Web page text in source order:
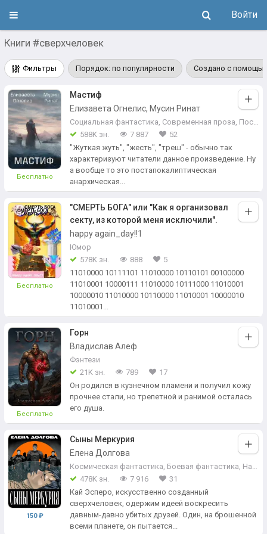
Войти
Книги #сверхчеловек
Фильтры Порядок: по популярности Создано с
Бесплатно
Мастиф
Елизавета Огнелис, Мусин Ринат
Социальная фантастика, Современная проза, Постапокалипсис
588K зн.
7 887
52
"Жуткая жуть", "жесть", "треш" - обычно так
характеризуют читатели данное произведение. Ну
а вообще то это постапокалиптическая
анархическая...
Бесплатно
"СМЕРТЬ БОГА" или "Как я организовал
секту, из которой меня исключили".
happy again_day!!1
Юмор
578K зн.
888
5
11010000 10111101 11010000 10110101 00100000
11010001 10000111 11010000 10111000 11010001
10000010 11010000 10110000 11010001 10000010
11010001...
Бесплатно
Горн
Владислав Алеф
Фэнтези
21K зн.
789
17
Он родился в кузнечном пламени и получил кожу
прочнее стали, но трепетной и ранимой осталась
его душа.
150 ₽
Сыны Меркурия
Елена Долгова
Космическая фантастика, Боевая фантастика, Научная фантастика
478K зн.
7 916
31
Кай Эсперо, искусственно созданный
сверхчеловек, одержим идеей воскресить
давным-давно убитых друзей. Один, на брошенной
всеми планете, он пытается...